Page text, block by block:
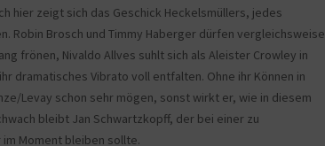
hier zeigt sich das Geschick Heckelsmüllers, jedes
Robin Brosch und Timmy Haberger dürfen vergleichsweise
frönen, Nivaldo Allves suhlt sich als Aleister Crowley in
dramatisches Vibrato voll entfalten. Ohne ihr Können in
Levay schon sehr mögen, sonst wirkt er, wie in diesem
bleibt Jan Schwartzkopff, der bei einer zu
Moment bleiben sollte.